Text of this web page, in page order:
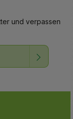
und verpassen